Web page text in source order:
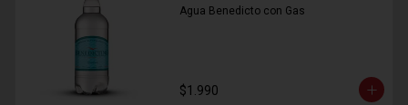
Agua Benedicto con Gas
$1.990